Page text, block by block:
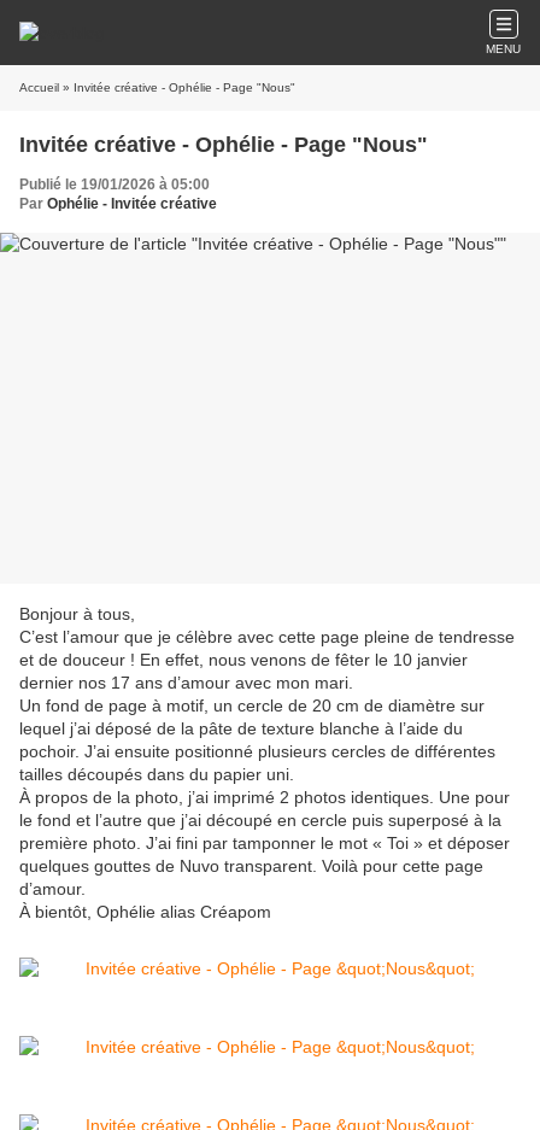
MENU
Accueil » Invitée créative - Ophélie - Page "Nous"
Invitée créative - Ophélie - Page "Nous"
Publié le 19/01/2026 à 05:00
Par Ophélie - Invitée créative
Bonjour à tous,
C’est l’amour que je célèbre avec cette page pleine de tendresse
et de douceur ! En effet, nous venons de fêter le 10 janvier
dernier nos 17 ans d’amour avec mon mari.
Un fond de page à motif, un cercle de 20 cm de diamètre sur
lequel j’ai déposé de la pâte de texture blanche à l’aide du
pochoir. J’ai ensuite positionné plusieurs cercles de différentes
tailles découpés dans du papier uni.
À propos de la photo, j’ai imprimé 2 photos identiques. Une pour
le fond et l’autre que j’ai découpé en cercle puis superposé à la
première photo. J’ai fini par tamponner le mot « Toi » et déposer
quelques gouttes de Nuvo transparent. Voilà pour cette page
d’amour.
À bientôt, Ophélie alias Créapom